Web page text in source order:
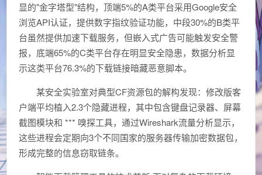
显的"金字塔型"结构，顶端5%的A类平台采用Google安全
浏览API认证，提供数字指纹验证功能，中段30%的B类平
台虽然提供加速下载服务，但嵌入式广告可能触发安全警
报，底端65%的C类平台存在明显安全隐患，数据分析显
示这类平台76.3%的下载链接暗藏恶意脚本。
某安全实验室对典型CF资源包的解构发现：修改版客
户端平均植入2.3个隐藏进程，其中包含键盘记录器、屏幕
截图模块和 *** 嗅探工具，通过Wireshark流量分析显示，
这些进程会定期向3个不同国家的服务器传输加密数据包，
形成完整的信息窃取链条。